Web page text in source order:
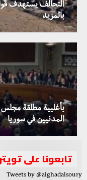
التحالف يستهدف
بالمزيد
بأغلبية مطلقة مجلس
المدنيين في سوريا
تابعونا على
Tweets by @alghadalsoury